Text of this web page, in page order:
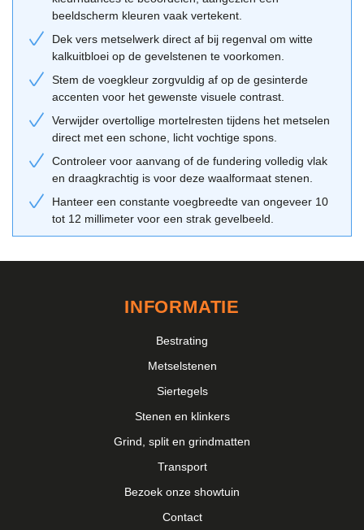
bakstenen
Deze blauwrode stenen passen geschikt bij een industriële of
moderne bouwstijl, maar misstaan ook zeker niet bij een klassiek
ontwerp met een stoere twist. De donkere nuances geven de
architectuur een solide en krachtige uitstraling. In de hedendaagse
architectuur wordt deze sortering vaak gekozen om grote
gevelvlakken te breken met kleurvariatie. Bekijk ook onze andere
metselstenen rood
Combinatietips van Geba 170
stenen meer naar voren laat komen. Gebruik onze
verwerken om de kleurnuances goed te verspreiden over het hele
oppervlak. Bij Steenhandel Geurds vind je een ruim assortiment
opties voor elk type project.
beeldscherm kleuren vaak vertekent.
Dek vers metselwerk direct af bij regenval om witte
kalkuitbloei op de gevelstenen te voorkomen.
Stem de voegkleur zorgvuldig af op de gesinterde
accenten voor het gewenste visuele contrast.
Verwijder overtollige mortelresten tijdens het metselen
direct met een schone, licht vochtige spons.
Controleer voor aanvang of de fundering volledig vlak
en draagkrachtig is voor deze waalformaat stenen.
Hanteer een constante voegbreedte van ongeveer 10
tot 12 millimeter voor een strak gevelbeeld.
INFORMATIE
Bestrating
Metselstenen
Siertegels
Stenen en klinkers
Grind, split en grindmatten
Transport
Bezoek onze showtuin
Contact